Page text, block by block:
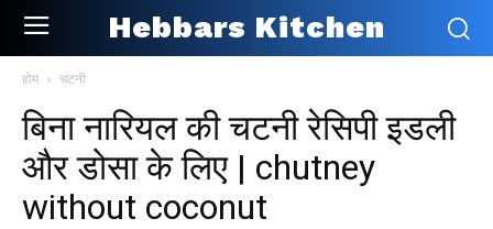
Hebbars Kitchen
होम चटनी
बिना नारियल की चटनी रेसिपी इडली
और डोसा के लिए | chutney
without coconut